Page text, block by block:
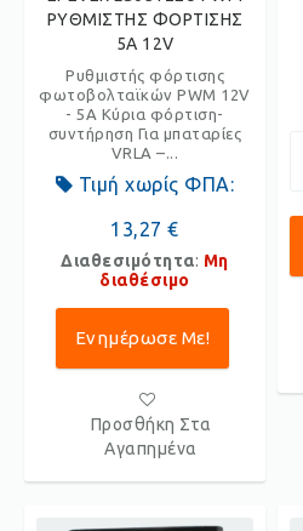
ΡΥΘΜΙΣΤΗΣ ΦΟΡΤΙΣΗΣ
5A 12V
Ρυθμιστής φόρτισης
φωτοβολταϊκών PWM 12V
- 5A Κύρια φόρτιση-
συντήρηση Για μπαταρίες
VRLA –...
Τιμή χωρίς ΦΠΑ:
13,27 €
Διαθεσιμότητα: Μη
διαθέσιμο
Ενημέρωσε Με!
Προσθήκη Στα
Αγαπημένα